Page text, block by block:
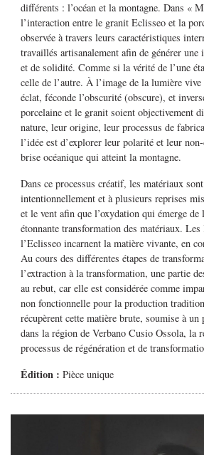
différents : l’océan et la montagne. Dans «
l’interaction entre le granit Eclisseo et la
observée à travers leurs caractéristiques
travaillés artisanalement afin de générer
et de solidité. Comme si la vérité de l’une
celle de l’autre. À l’image de la lumière
éclat, féconde l’obscurité (obscure), et
porcelaine et le granit soient objectivement
nature, leur origine, leur processus de
l’idée est d’explorer leur polarité et leur
brise océanique qui atteint la montagne.
Dans ce processus créatif, les matériaux
intentionnellement et à plusieurs reprises
et le vent afin que l’oxydation qui émerge de
étonnante transformation des matériaux. Les
l’Eclisseo incarnent la matière vivante, en
Au cours des différentes étapes de
l’extraction à la transformation, une partie
au rebut, car elle est considérée comme
non fonctionnelle pour la production
récupèrent cette matière brute, soumise à un
dans la région de Verbano Cusio Ossola, la
processus de régénération et de
Édition :Pièce unique